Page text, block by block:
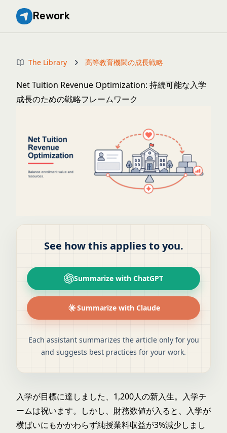
Rework
The Library 高等教育機関の成長戦略
Net Tuition Revenue Optimization: 持続可能な入学
成長のための戦略フレームワーク
See how this applies to you.
Summarize with ChatGPT
Summarize with Claude
Each assistant summarizes the article only for you
and suggests best practices for your work.
入学が目標に達しました、1,200人の新入生。入学チ
ームは祝います。しかし、財務数値が入ると、入学が
横ばいにもかかわらず純授業料収益が3%減少しまし